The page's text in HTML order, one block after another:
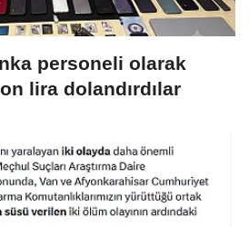
personeli olarak
lira dolandırdılar